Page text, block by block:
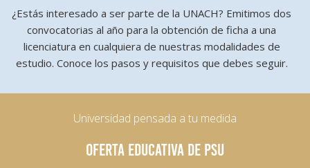
¿Estás interesado a ser parte de la UNACH? Emitimos dos
convocatorias al año para la obtención de ficha a una
licenciatura en cualquiera de nuestras modalidades de
estudio. Conoce los pasos y requisitos que debes seguir.
Universidad pensada a tu medida
OFERTA EDUCATIVA DE PSU